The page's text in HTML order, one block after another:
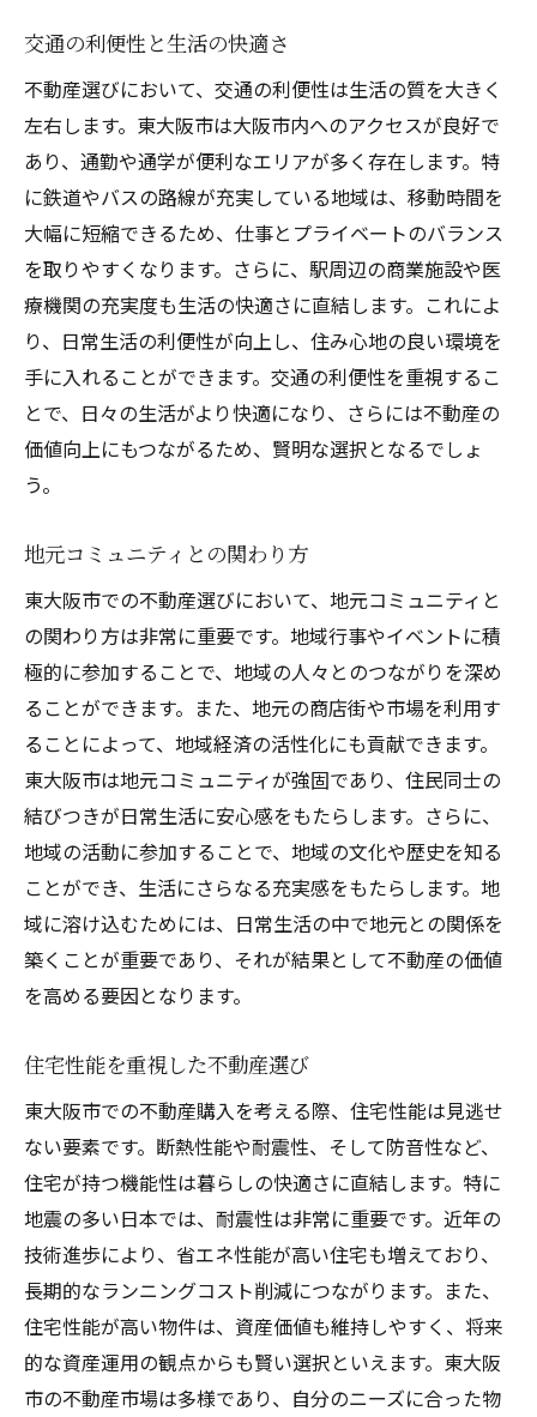
交通の利便性と生活の快適さ
不動産選びにおいて、交通の利便性は生活の質を大きく
左右します。東大阪市は大阪市内へのアクセスが良好で
あり、通勤や通学が便利なエリアが多く存在します。特
に鉄道やバスの路線が充実している地域は、移動時間を
大幅に短縮できるため、仕事とプライベートのバランス
を取りやすくなります。さらに、駅周辺の商業施設や医
療機関の充実度も生活の快適さに直結します。これによ
り、日常生活の利便性が向上し、住み心地の良い環境を
手に入れることができます。交通の利便性を重視するこ
とで、日々の生活がより快適になり、さらには不動産の
価値向上にもつながるため、賢明な選択となるでしょ
う。
地元コミュニティとの関わり方
東大阪市での不動産選びにおいて、地元コミュニティと
の関わり方は非常に重要です。地域行事やイベントに積
極的に参加することで、地域の人々とのつながりを深め
ることができます。また、地元の商店街や市場を利用す
ることによって、地域経済の活性化にも貢献できます。
東大阪市は地元コミュニティが強固であり、住民同士の
結びつきが日常生活に安心感をもたらします。さらに、
地域の活動に参加することで、地域の文化や歴史を知る
ことができ、生活にさらなる充実感をもたらします。地
域に溶け込むためには、日常生活の中で地元との関係を
築くことが重要であり、それが結果として不動産の価値
を高める要因となります。
住宅性能を重視した不動産選び
東大阪市での不動産購入を考える際、住宅性能は見逃せ
ない要素です。断熱性能や耐震性、そして防音性など、
住宅が持つ機能性は暮らしの快適さに直結します。特に
地震の多い日本では、耐震性は非常に重要です。近年の
技術進歩により、省エネ性能が高い住宅も増えており、
長期的なランニングコスト削減につながります。また、
住宅性能が高い物件は、資産価値も維持しやすく、将来
的な資産運用の観点からも賢い選択といえます。東大阪
市の不動産市場は多様であり、自分のニーズに合った物